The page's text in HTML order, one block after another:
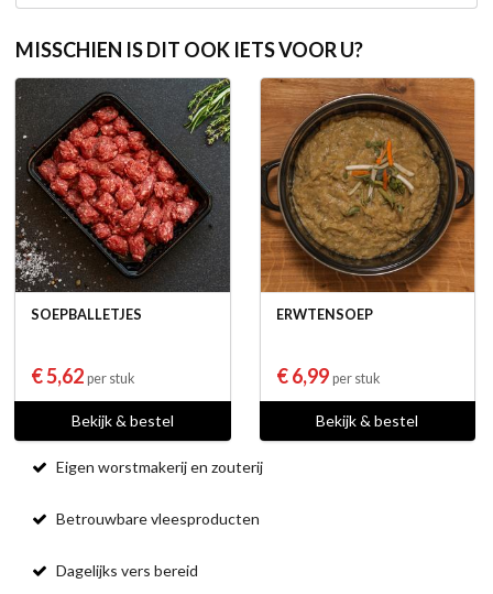
MISSCHIEN IS DIT OOK IETS VOOR U?
SOEPBALLETJES
€ 5,62 per stuk
Bekijk & bestel
ERWTENSOEP
€ 6,99 per stuk
Bekijk & bestel
Eigen worstmakerij en zouterij
Betrouwbare vleesproducten
Dagelijks vers bereid